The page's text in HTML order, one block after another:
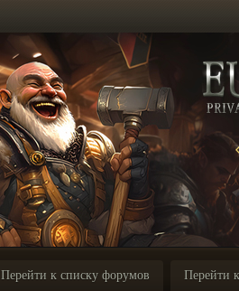
Перейти к списку форумов Перейти